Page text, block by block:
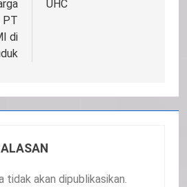
PT
di
UHC
tidak akan dipublikasikan.